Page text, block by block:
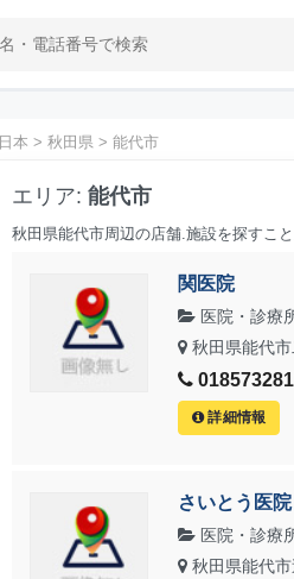
日本 >秋田県 >能代市
エリア:能代市
秋田県能代市周辺の店舗.施設を探すこ
関医院
医院・診療
秋田県能代
詳細情報
さいとう医院
医院・診療
秋田県能代